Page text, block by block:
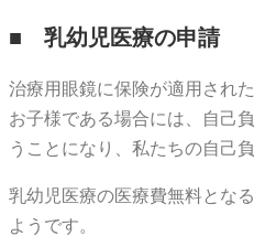
■ 乳幼児医療の申請
治療用眼鏡に保険が適用され
お子様である場合には、自己
うことになり、私たちの自己
乳幼児医療の医療費無料とな
ようです。